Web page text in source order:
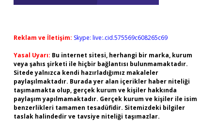
Reklam ve İletişim: Skype: live:.cid.575569c608265c69
Yasal Uyarı: Bu internet sitesi, herhangi bir marka, kurum
veya şahıs şirketi ile hiçbir bağlantısı bulunmamaktadır.
Sitede yalnızca kendi hazırladığımız makaleler
paylaşılmaktadır. Burada yer alan içerikler haber niteliği
taşımamakta olup, gerçek kurum ve kişiler hakkında
paylaşım yapılmamaktadır. Gerçek kurum ve kişiler ile isim
benzerlikleri tamamen tesadüfidir. Sitemizdeki bilgiler
taslak halindedir ve tavsiye niteliği taşımazlar.